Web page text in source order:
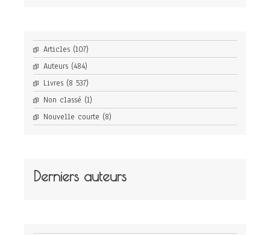
Articles (107)
Auteurs (484)
Livres (8 537)
Non classé (1)
Nouvelle courte (8)
Derniers auteurs